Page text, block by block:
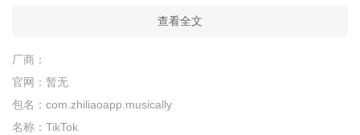
查看全文
厂商：
官网： 暂无
包名： com.zhiliaoapp.musically
名称： TikTok